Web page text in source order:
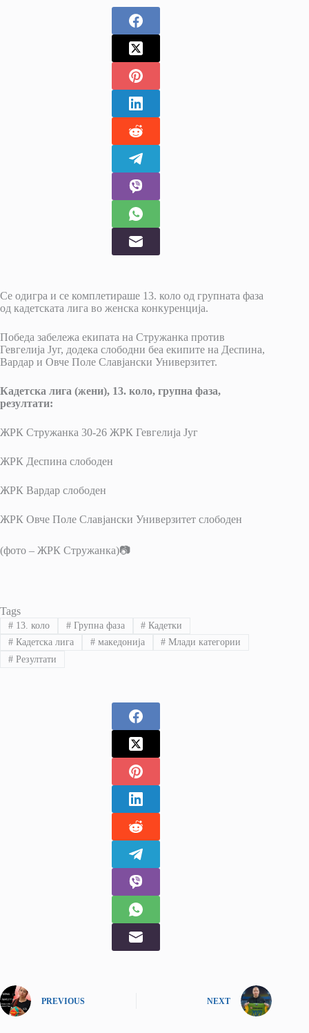
Се одигра и се комплетираше 13. коло од групната фаза
од кадетската лига во женска конкуренција.
Победа забележа екипата на Стружанка против
Гевгелија Југ, додека слободни беа екипите на Деспина,
Вардар и Овче Поле Славјански Универзитет.
Кадетска лига (жени), 13. коло, групна фаза,
резултати:
ЖРК Стружанка 30-26 ЖРК Гевгелија Југ
ЖРК Деспина слободен
ЖРК Вардар слободен
ЖРК Овче Поле Славјански Универзитет слободен
(фото – ЖРК Стружанка)📷
Tags
#13. коло #Групна фаза # Кадетки
#Кадетска лига #македонија # Млади категории
#Резултати
PREVIOUS NEXT